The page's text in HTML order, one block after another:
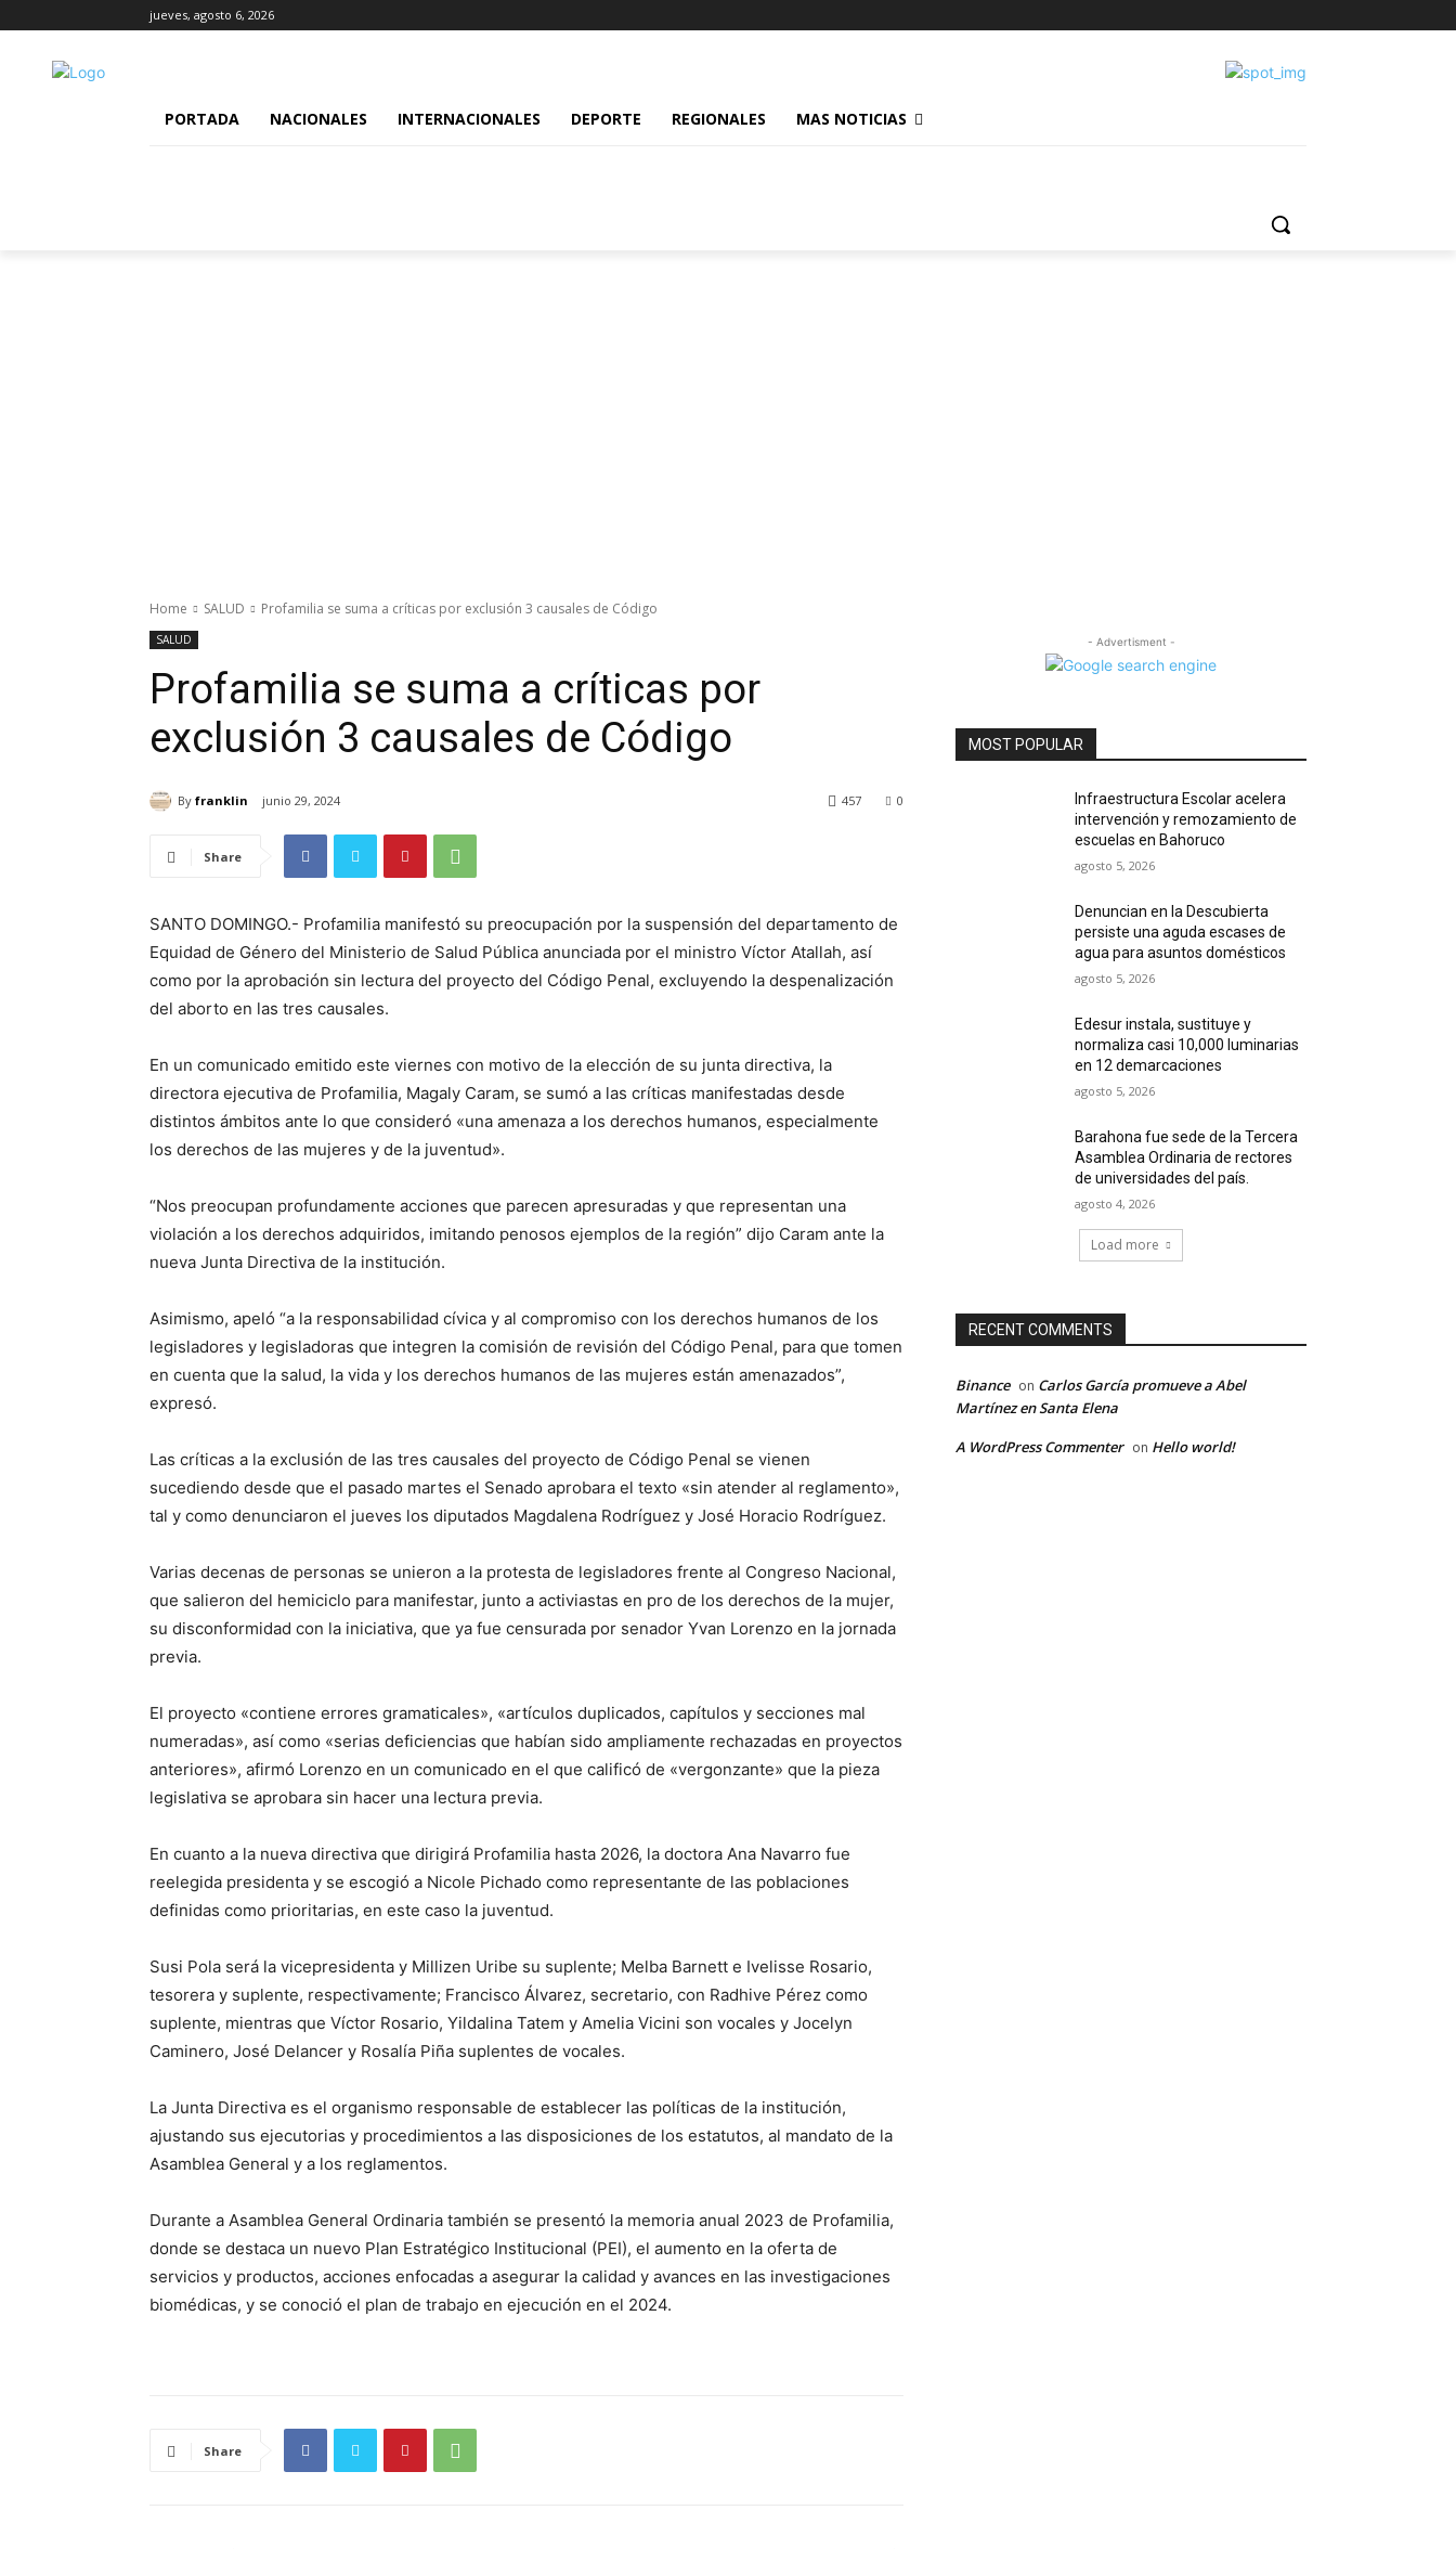
jueves, agosto 6, 2026
PORTADA NACIONALES INTERNACIONALES DEPORTE REGIONALES MAS NOTICIAS
Home SALUD Profamilia se suma a críticas por exclusión 3 causales de Código
SALUD
Profamilia se suma a críticas por
exclusión 3 causales de Código
By franklin junio 29, 2024 0
457
Share
SANTO DOMINGO.- Profamilia manifestó su preocupación por la suspensión del departamento de
Equidad de Género del Ministerio de Salud Pública anunciada por el ministro Víctor Atallah, así
como por la aprobación sin lectura del proyecto del Código Penal, excluyendo la despenalización
del aborto en las tres causales.
En un comunicado emitido este viernes con motivo de la elección de su junta directiva, la
directora ejecutiva de Profamilia, Magaly Caram, se sumó a las críticas manifestadas desde
distintos ámbitos ante lo que consideró «una amenaza a los derechos humanos, especialmente
los derechos de las mujeres y de la juventud».
“Nos preocupan profundamente acciones que parecen apresuradas y que representan una
violación a los derechos adquiridos, imitando penosos ejemplos de la región” dijo Caram ante la
nueva Junta Directiva de la institución.
Asimismo, apeló “a la responsabilidad cívica y al compromiso con los derechos humanos de los
legisladores y legisladoras que integren la comisión de revisión del Código Penal, para que tomen
en cuenta que la salud, la vida y los derechos humanos de las mujeres están amenazados”,
expresó.
Las críticas a la exclusión de las tres causales del proyecto de Código Penal se vienen
sucediendo desde que el pasado martes el Senado aprobara el texto «sin atender al reglamento»,
tal y como denunciaron el jueves los diputados Magdalena Rodríguez y José Horacio Rodríguez.
Varias decenas de personas se unieron a la protesta de legisladores frente al Congreso Nacional,
que salieron del hemiciclo para manifestar, junto a activiastas en pro de los derechos de la mujer,
su disconformidad con la iniciativa, que ya fue censurada por senador Yvan Lorenzo en la jornada
previa.
El proyecto «contiene errores gramaticales», «artículos duplicados, capítulos y secciones mal
numeradas», así como «serias deficiencias que habían sido ampliamente rechazadas en proyectos
anteriores», afirmó Lorenzo en un comunicado en el que calificó de «vergonzante» que la pieza
legislativa se aprobara sin hacer una lectura previa.
En cuanto a la nueva directiva que dirigirá Profamilia hasta 2026, la doctora Ana Navarro fue
reelegida presidenta y se escogió a Nicole Pichado como representante de las poblaciones
definidas como prioritarias, en este caso la juventud.
Susi Pola será la vicepresidenta y Millizen Uribe su suplente; Melba Barnett e Ivelisse Rosario,
tesorera y suplente, respectivamente; Francisco Álvarez, secretario, con Radhive Pérez como
suplente, mientras que Víctor Rosario, Yildalina Tatem y Amelia Vicini son vocales y Jocelyn
Caminero, José Delancer y Rosalía Piña suplentes de vocales.
La Junta Directiva es el organismo responsable de establecer las políticas de la institución,
ajustando sus ejecutorias y procedimientos a las disposiciones de los estatutos, al mandato de la
Asamblea General y a los reglamentos.
Durante a Asamblea General Ordinaria también se presentó la memoria anual 2023 de Profamilia,
donde se destaca un nuevo Plan Estratégico Institucional (PEI), el aumento en la oferta de
servicios y productos, acciones enfocadas a asegurar la calidad y avances en las investigaciones
biomédicas, y se conoció el plan de trabajo en ejecución en el 2024.
Share
- Advertisment -
MOST POPULAR
Infraestructura Escolar acelera
intervención y remozamiento de
escuelas en Bahoruco
agosto 5, 2026
Denuncian en la Descubierta
persiste una aguda escases de
agua para asuntos domésticos
agosto 5, 2026
Edesur instala, sustituye y
normaliza casi 10,000 luminarias
en 12 demarcaciones
agosto 5, 2026
Barahona fue sede de la Tercera
Asamblea Ordinaria de rectores
de universidades del país.
agosto 4, 2026
Load more
RECENT COMMENTS
Binance on Carlos García promueve a Abel
Martínez en Santa Elena
A WordPress Commenter on Hello world!